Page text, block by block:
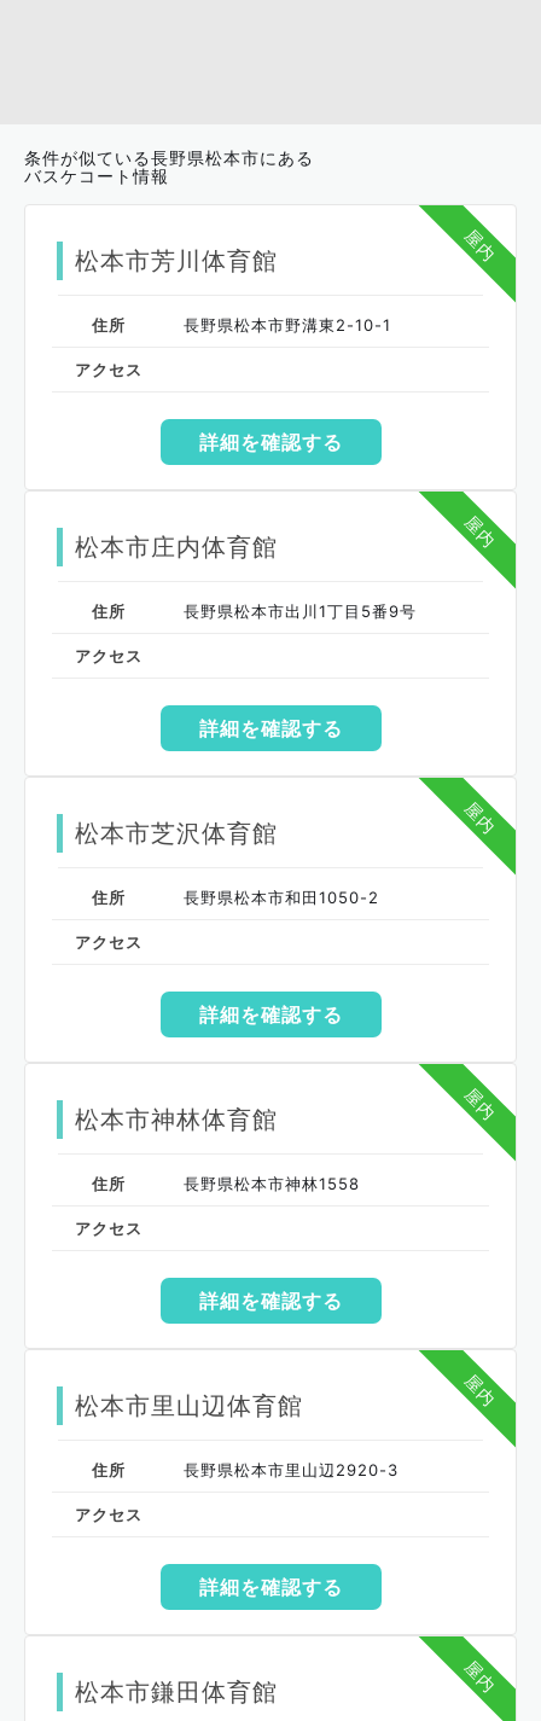
条件が似ている長野県松本市にある
バスケコート情報
屋内
松本市芳川体育館
住所 長野県松本市野溝東2-10-1
アクセス
詳細を確認する
屋内
松本市庄内体育館
住所 長野県松本市出川1丁目5番9号
アクセス
詳細を確認する
屋内
松本市芝沢体育館
住所 長野県松本市和田1050-2
アクセス
詳細を確認する
屋内
松本市神林体育館
住所 長野県松本市神林1558
アクセス
詳細を確認する
屋内
松本市里山辺体育館
住所 長野県松本市里山辺2920-3
アクセス
詳細を確認する
屋内
松本市鎌田体育館